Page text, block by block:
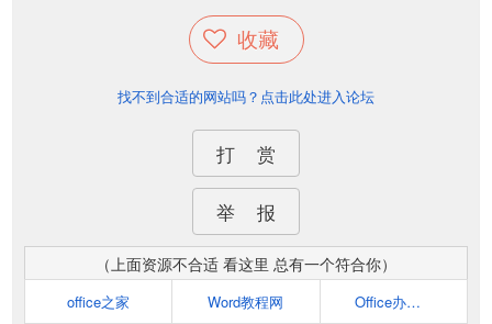
收藏
找不到合适的网站吗？点击此处进入论坛
打 赏
举 报
（上面资源不合适 看这里 总有一个符合你）
office之家 Word教程网 Office办公助手